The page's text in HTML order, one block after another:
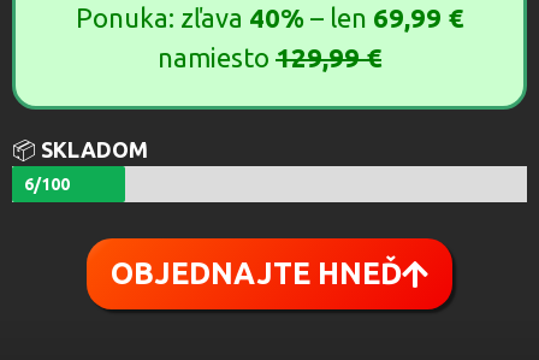
Ponuka: zľava 40% – len 69,99 €
namiesto 129,99 €
📦 SKLADOM
6/100
OBJEDNAJTE HNEĎ